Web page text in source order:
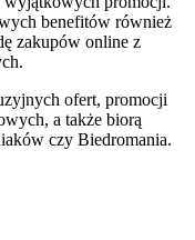
benefitów również
zakupów online z
ofert, promocji
a także biorą
czy Biedromania.